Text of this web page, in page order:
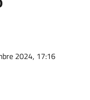
2024, 17:16